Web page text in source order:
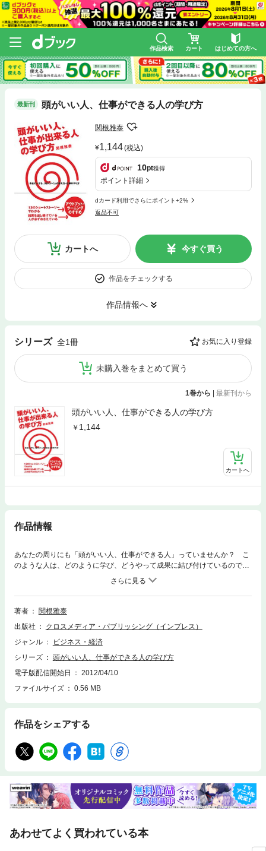
作品検索 カート はじめての方へ
最新刊 頭がいい人、仕事ができる人の学び方
関根雅泰
1,144(税込)
10pt獲得
ポイント詳細
dカード利用でさらにポイント+2%
返品不可
カートへ 今すぐ買う
作品をチェックする
作品情報へ
シリーズ 全1冊 お気に入り登録
未購入巻をまとめて買う
1巻から | 最新刊から
頭がいい人、仕事ができる人の学び方
1,144
カートへ
作品情報
あなたの周りにも「頭がいい人、仕事ができる人」っていませんか？ こ
のような人は、どのように学び、どうやって成果に結び付けているのでし
ょうか？ この本では、ただ効率・効果的に学ぶ方法を述べるのではな
く、学んだことを成果に結びつける方法を述べていきます！ 他の勉強法
本より一歩進んだ内容をあなたに！
著者
関根雅泰
出版社
クロスメディア・パブリッシング（インプレス）
ジャンル
ビジネス・経済
シリーズ
頭がいい人、仕事ができる人の学び方
電子版配信開始日
2012/04/10
ファイルサイズ
0.56 MB
作品をシェアする
あわせてよく買われている本